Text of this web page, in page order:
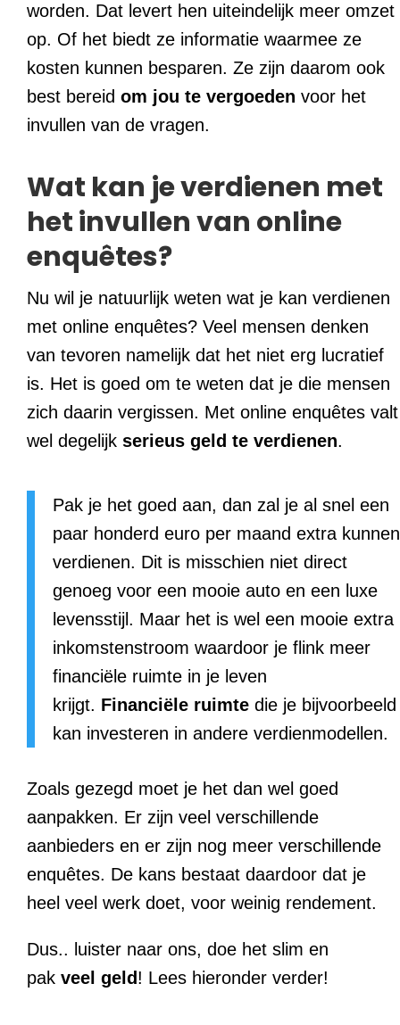
worden. Dat levert hen uiteindelijk meer omzet
op. Of het biedt ze informatie waarmee ze
kosten kunnen besparen. Ze zijn daarom ook
best bereid om jou te vergoeden voor het
invullen van de vragen.
Wat kan je verdienen met
het invullen van online
enquêtes?
Nu wil je natuurlijk weten wat je kan verdienen
met online enquêtes? Veel mensen denken
van tevoren namelijk dat het niet erg lucratief
is. Het is goed om te weten dat je die mensen
zich daarin vergissen. Met online enquêtes valt
wel degelijk serieus geld te verdienen.
Pak je het goed aan, dan zal je al snel een
paar honderd euro per maand extra kunnen
verdienen. Dit is misschien niet direct
genoeg voor een mooie auto en een luxe
levensstijl. Maar het is wel een mooie extra
inkomstenstroom waardoor je flink meer
financiële ruimte in je leven
krijgt. Financiële ruimte die je bijvoorbeeld
kan investeren in andere verdienmodellen.
Zoals gezegd moet je het dan wel goed
aanpakken. Er zijn veel verschillende
aanbieders en er zijn nog meer verschillende
enquêtes. De kans bestaat daardoor dat je
heel veel werk doet, voor weinig rendement.
Dus.. luister naar ons, doe het slim en
pak veel geld! Lees hieronder verder!